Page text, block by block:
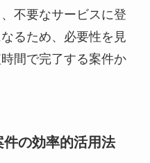
不要なサービスに登
るため、必要性を見
間で完了する案件か
の効率的活用法